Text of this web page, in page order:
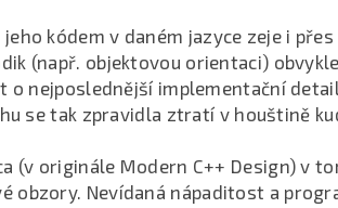
kódem v daném jazyce zeje i
(např. objektovou orientaci)
o nejposlednější implementační
se tak zpravidla ztratí v houštině
(v originále Modern C++ Design) v
obzory. Nevídaná nápaditost a